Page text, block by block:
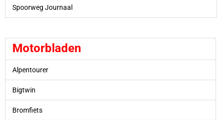
Spoorweg Journaal
Motorbladen
Alpentourer
Bigtwin
Bromfiets